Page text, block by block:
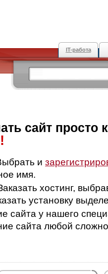
IT-работа
сайт просто
и
имя.
хостинг,
установку
сайта у нашего
сайта любой